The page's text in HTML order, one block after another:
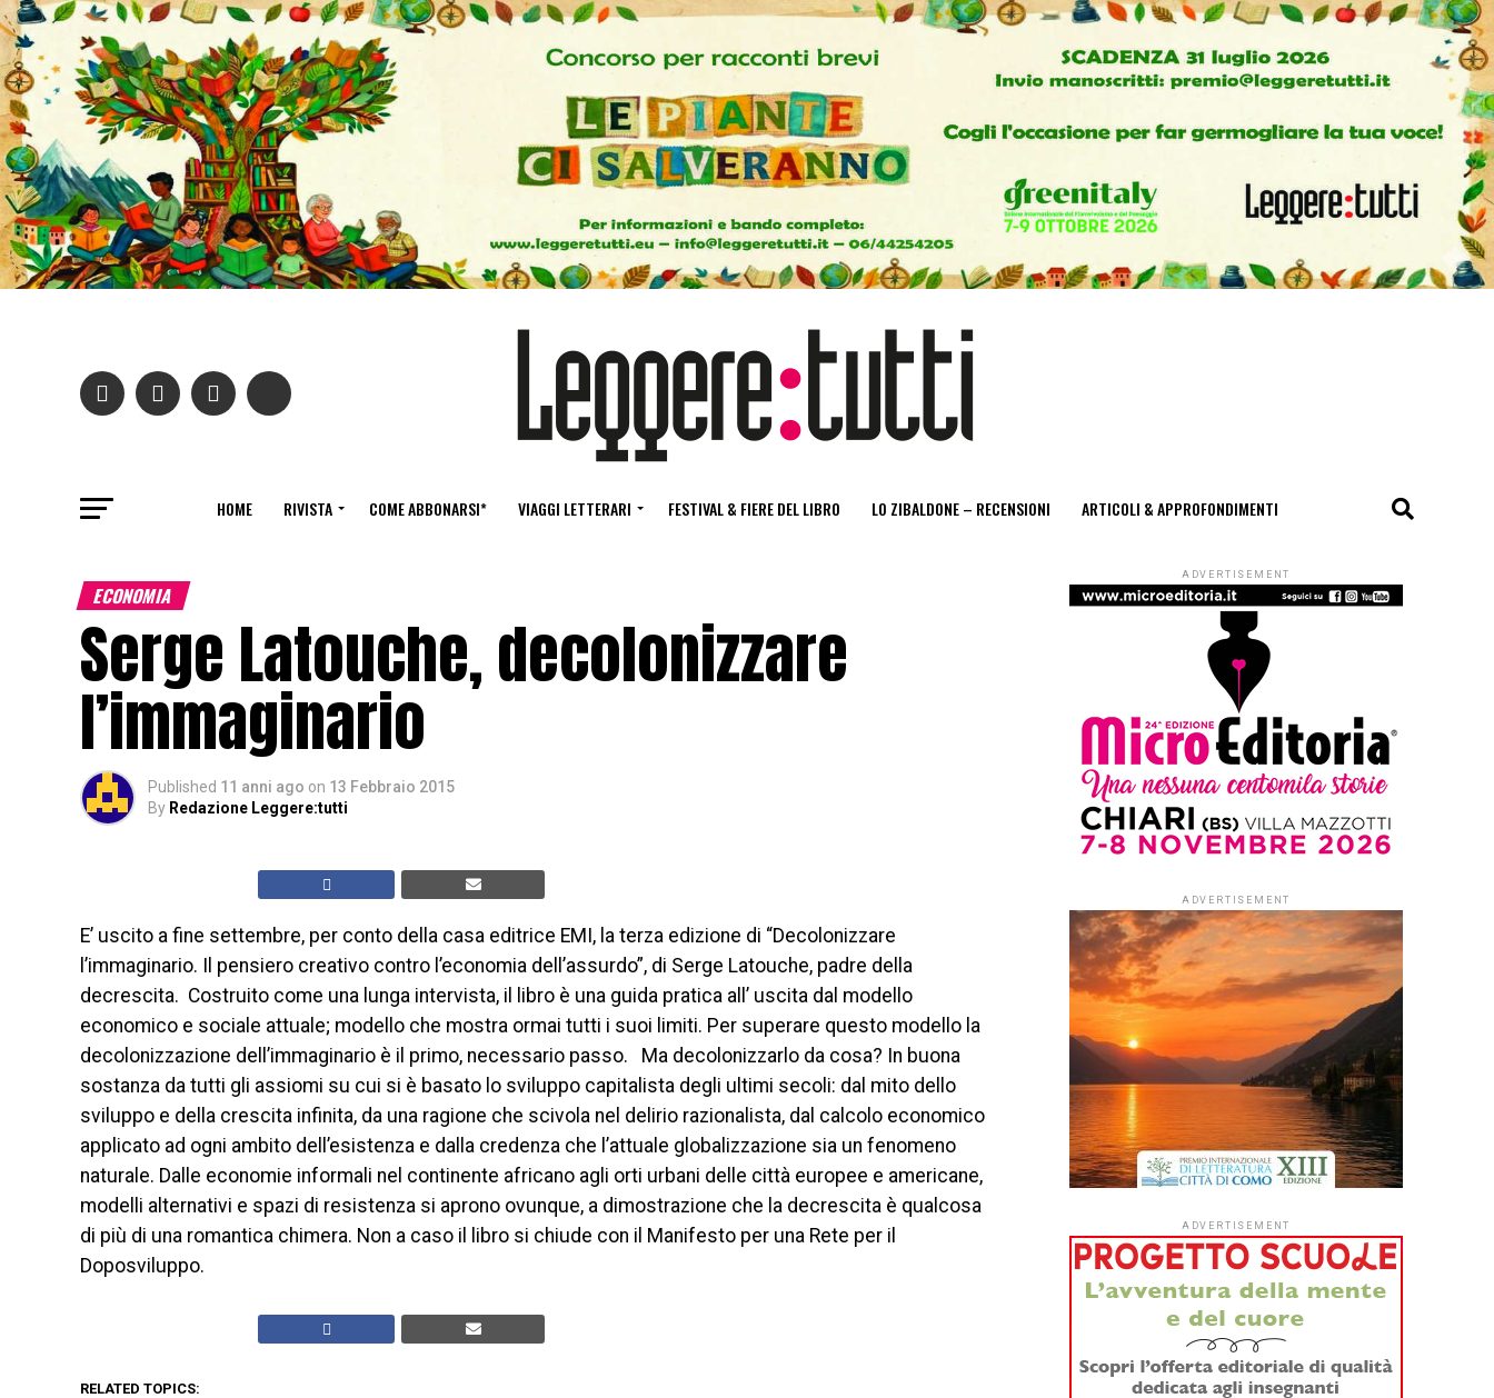
HOME RIVISTA COME ABBONARSI* VIAGGI LETTERARI FESTIVAL & FIERE DEL LIBRO LO ZIBALDONE – RECENSIONI ARTICOLI & APPROFONDIMENTI
ECONOMIA
Serge Latouche, decolonizzare
l’immaginario
Published 11 anni ago on 13 Febbraio 2015
By Redazione Leggere:tutti
E’ uscito a fine settembre, per conto della casa editrice EMI, la terza edizione di “Decolonizzare
l’immaginario. Il pensiero creativo contro l’economia dell’assurdo”, di Serge Latouche, padre della
decrescita. Costruito come una lunga intervista, il libro è una guida pratica all’ uscita dal modello
economico e sociale attuale; modello che mostra ormai tutti i suoi limiti. Per superare questo modello la
decolonizzazione dell’immaginario è il primo, necessario passo. Ma decolonizzarlo da cosa? In buona
sostanza da tutti gli assiomi su cui si è basato lo sviluppo capitalista degli ultimi secoli: dal mito dello
sviluppo e della crescita infinita, da una ragione che scivola nel delirio razionalista, dal calcolo economico
applicato ad ogni ambito dell’esistenza e dalla credenza che l’attuale globalizzazione sia un fenomeno
naturale. Dalle economie informali nel continente africano agli orti urbani delle città europee e americane,
modelli alternativi e spazi di resistenza si aprono ovunque, a dimostrazione che la decrescita è qualcosa
di più di una romantica chimera. Non a caso il libro si chiude con il Manifesto per una Rete per il
Doposviluppo.
RELATED TOPICS:
ADVERTISEMENT
ADVERTISEMENT
ADVERTISEMENT